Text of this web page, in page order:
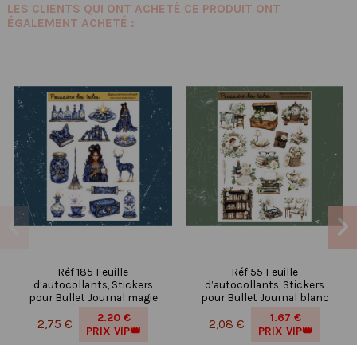
LES CLIENTS QUI ONT ACHETÉ CE PRODUIT ONT
ÉGALEMENT ACHETÉ :
Réf 185 Feuille
d’autocollants, Stickers
pour Bullet Journal magie
2,75 €
2.20 €
PRIX VIP👑
Réf 55 Feuille
d’autocollants, Stickers
pour Bullet Journal blanc
2,08 €
1.67 €
PRIX VIP👑